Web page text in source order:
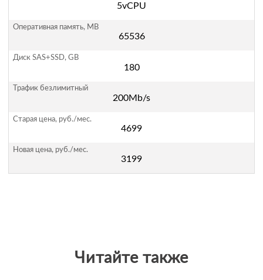
5vCPU
65536
180
200Mb/s
4699
3199
Читайте также